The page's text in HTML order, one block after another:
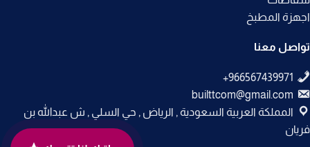
اجهزة المطبخ
تواصل معنا
builttcom@gmail.com
المملكة العربية السعودية , الرياض , حي السلي , ش عبدالله بن
فريان